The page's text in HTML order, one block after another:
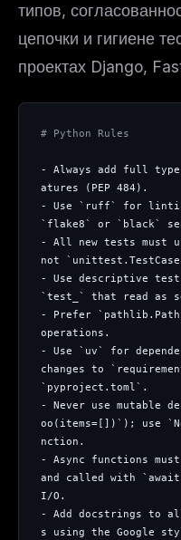
типов,
цепочки и гигиене
проектах Django,
# Python Rules
- Always add full
atures (PEP 484).
- Use `ruff` for
`flake8` or `black`
- All new tests must
not
- Use descriptive
`test_` that read as
- Prefer
operations.
- Use `uv` for
changes to
`pyproject.toml`.
- Never use mutable
oo(items=[])`); use
nction.
- Async functions
and called with
I/O.
- Add docstrings to
s using the Google